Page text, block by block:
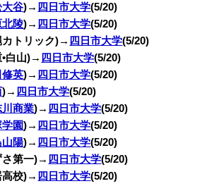
大谷)→ 四日市大学(5/20)
北陵)→ 四日市大学(5/20)
トリック)→ 四日市大学(5/20)
白山)→ 四日市大学(5/20)
修英)→ 四日市大学(5/20)
)→ 四日市大学(5/20)
川商業)→ 四日市大学(5/20)
学園)→ 四日市大学(5/20)
山陽)→ 四日市大学(5/20)
さ第一)→ 四日市大学(5/20)
高校)→ 四日市大学(5/20)